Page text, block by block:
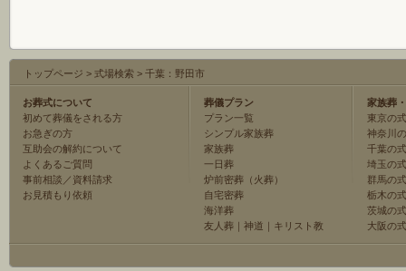
トップページ > 式場検索 > 千葉：野田市
お葬式について
初めて葬儀をされる方
お急ぎの方
互助会の解約について
よくあるご質問
事前相談／資料請求
お見積もり依頼
葬儀プラン
プラン一覧
シンプル家族葬
家族葬
一日葬
炉前密葬（火葬）
自宅密葬
海洋葬
友人葬 ｜ 神道 ｜ キリスト教
家族葬
東京の
神奈川
千葉の
埼玉の
群馬の
栃木の
茨城の
大阪の